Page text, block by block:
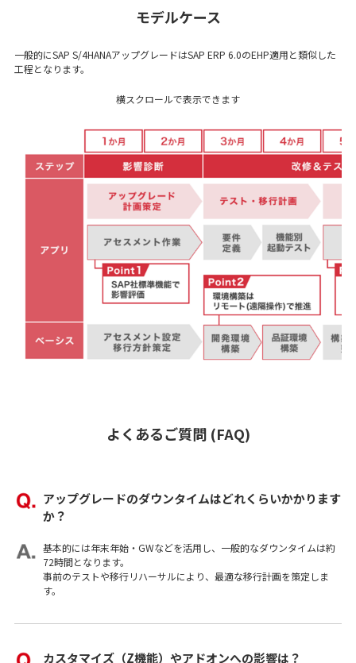
モデルケース
一般的にSAP S/4HANAアップグレードはSAP ERP 6.0のEHP適用と類似した
工程となります。
横スクロールで表示できます
よくあるご質問 (FAQ)
アップグレードのダウンタイムはどれくらいかかります
か？
基本的には年末年始・GWなどを活用し、一般的なダウンタイムは約
72時間となります。
事前のテストや移行リハーサルにより、最適な移行計画を策定しま
す。
カスタマイズ（Z機能）やアドオンへの影響は？